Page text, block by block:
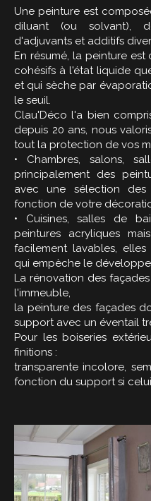
Une peinture est
diluant (ou solvant),
d'adjuvants et additifs
En résumé, la peinture
cohésifs à l'état liquide
et qui sèche par
le seuil.
Clau'Déco l'a bien
depuis 20 ans, nous
tout la protection de vos
• Chambres, salons,
principalement des
avec une sélection
fonction de votre
• Cuisines, salles de
peintures acryliques
facilement lavables,
qui empèche le
La rénovation des
l'immeuble,
la peinture des façades
support avec un éventail
Pour les boiseries
finitions :
transparente incolore,
fonction du support si